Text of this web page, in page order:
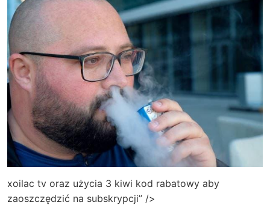
xoilac tv oraz użycia 3 kiwi kod rabatowy aby
zaoszczędzić na subskrypcji” />